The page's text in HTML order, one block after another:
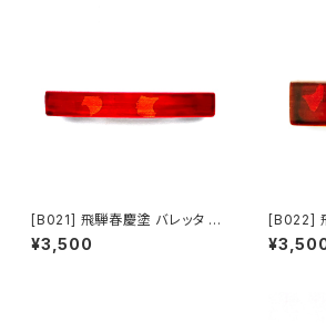
[B021] 飛騨春慶塗 バレッタ 中
（紅・銀箔）
¥3,500
[B022]
（茶・銀箔